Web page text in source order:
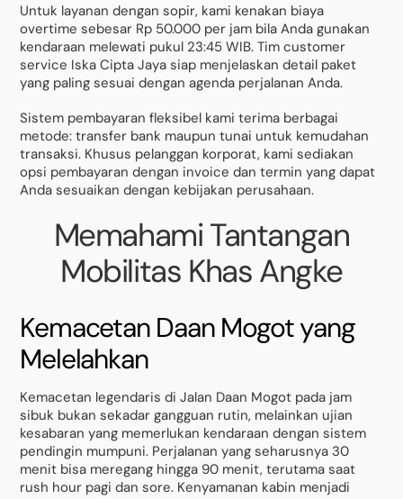
Untuk layanan dengan sopir, kami kenakan biaya
overtime sebesar Rp 50.000 per jam bila Anda gunakan
kendaraan melewati pukul 23:45 WIB. Tim customer
service Iska Cipta Jaya siap menjelaskan detail paket
yang paling sesuai dengan agenda perjalanan Anda.
Sistem pembayaran fleksibel kami terima berbagai
metode: transfer bank maupun tunai untuk kemudahan
transaksi. Khusus pelanggan korporat, kami sediakan
opsi pembayaran dengan invoice dan termin yang dapat
Anda sesuaikan dengan kebijakan perusahaan.
Memahami Tantangan
Mobilitas Khas Angke
Kemacetan Daan Mogot yang
Melelahkan
Kemacetan legendaris di Jalan Daan Mogot pada jam
sibuk bukan sekadar gangguan rutin, melainkan ujian
kesabaran yang memerlukan kendaraan dengan sistem
pendingin mumpuni. Perjalanan yang seharusnya 30
menit bisa meregang hingga 90 menit, terutama saat
rush hour pagi dan sore. Kenyamanan kabin menjadi